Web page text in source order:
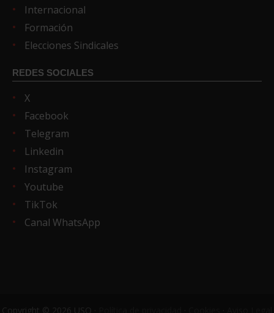
Internacional
Formación
Elecciones Sindicales
REDES SOCIALES
X
Facebook
Telegram
Linkedin
Instagram
Youtube
TikTok
Canal WhatsApp
Copyright © 2026 USO ·